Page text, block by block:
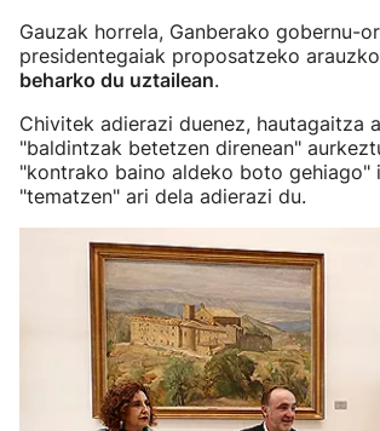
Gauzak horrela, Ganberako gobernu-
presidentegaiak proposatzeko arauzko
beharko du uztailean.
Chivitek adierazi duenez, hautagaitza
"baldintzak betetzen direnean"
"kontrako baino aldeko boto gehiago"
"tematzen" ari dela adierazi du.